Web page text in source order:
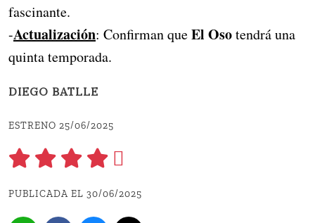
fascinante.
-Actualización: Confirman queEl Osotendrá una
quinta temporada.
DIEGO BATLLE
ESTRENO 25/06/2025
PUBLICADA EL 30/06/2025